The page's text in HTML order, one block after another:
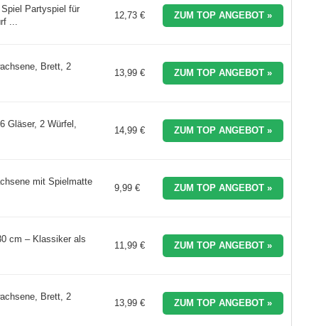
Partyspiel für
...
12,73 € ZUM TOP ANGEBOT »
Brett, 2
13,99 € ZUM TOP ANGEBOT »
Gläser, 2 Würfel,
14,99 € ZUM TOP ANGEBOT »
mit Spielmatte
9,99 € ZUM TOP ANGEBOT »
cm – Klassiker als
11,99 € ZUM TOP ANGEBOT »
Brett, 2
13,99 € ZUM TOP ANGEBOT »